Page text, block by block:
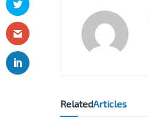
RelatedArticles